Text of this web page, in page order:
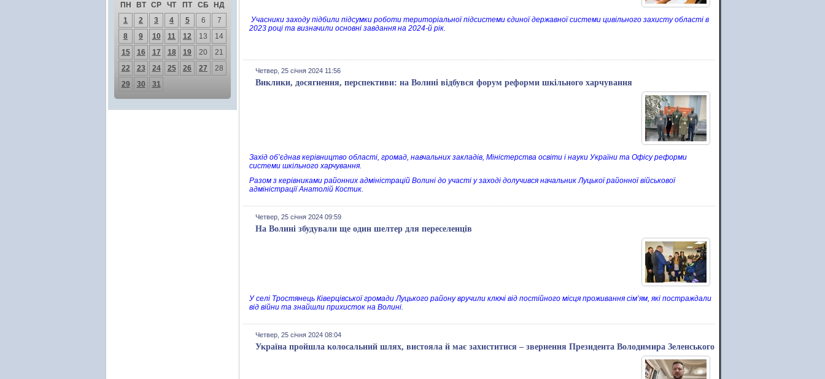
ПН ВТ СР ЧТ ПТ СБ
НД
1
2 3 4 5 6
7
8
9 10 11 12 13
14
15
16 17 18 19 20
21
22
23 24 25 26 27
28
29
30 31
Учасники заходу підбили підсумки роботи територіальної підсистеми єдиної державної системи цивільного захисту області в
2023 році та визначили основні завдання на 2024-й рік.
Четвер, 25 січня 2024 11:56
Виклики, досягнення, перспективи: на Волині відбувся форум реформи шкільного харчування
Захід об’єднав керівництво області, громад, навчальних закладів, Міністерства освіти і науки України та Офісу реформи
системи шкільного харчування.
Разом з керівниками районних адміністрацій Волині до участі у заході долучився начальник Луцької районної військової
адміністрації Анатолій Костик.
Четвер, 25 січня 2024 09:59
На Волині збудували ще один шелтер для переселенців
У селі Тростянець Ківерцівської громади Луцького району вручили ключі від постійного місця проживання сім’ям, які постраждали
від війни та знайшли прихисток на Волині.
Четвер, 25 січня 2024 08:04
Україна пройшла колосальний шлях, вистояла й має захиститися – звернення Президента Володимира Зеленського